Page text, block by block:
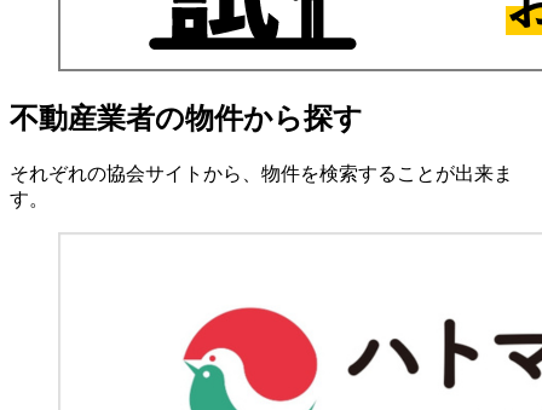
不動産業者の物件から探す
それぞれの協会サイトから、物件を検索することが出来ま
す。